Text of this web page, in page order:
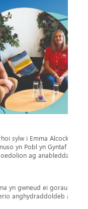
sylw i Emma Alcock,
yn Pobl yn Gyntaf
ag anableddau
yn gwneud ei gorau
anghydraddoldeb a